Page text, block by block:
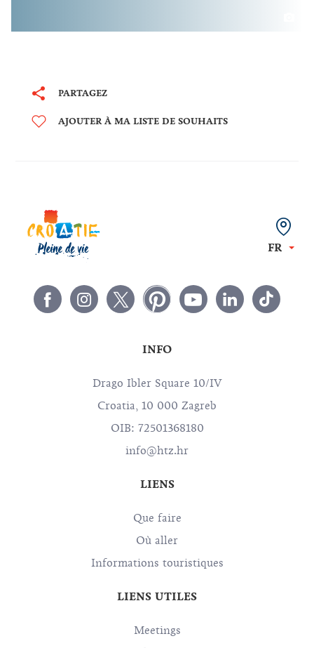
PARTAGEZ
AJOUTER À MA LISTE DE SOUHAITS
FR
INFO
Drago Ibler Square 10/IV
Croatia, 10 000 Zagreb
OIB: 72501368180
info@htz.hr
LIENS
Que faire
Où aller
Informations touristiques
LIENS UTILES
Meetings